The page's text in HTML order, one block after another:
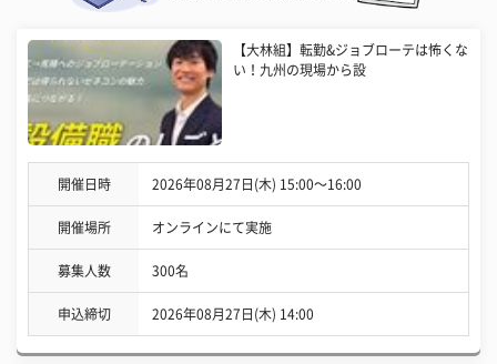
【大林組】転勤&ジョブローテは怖くな
い！九州の現場から設
開催日時 2026年08月27日(木) 15:00〜16:00
開催場所 オンラインにて実施
募集人数 300名
申込締切 2026年08月27日(木) 14:00